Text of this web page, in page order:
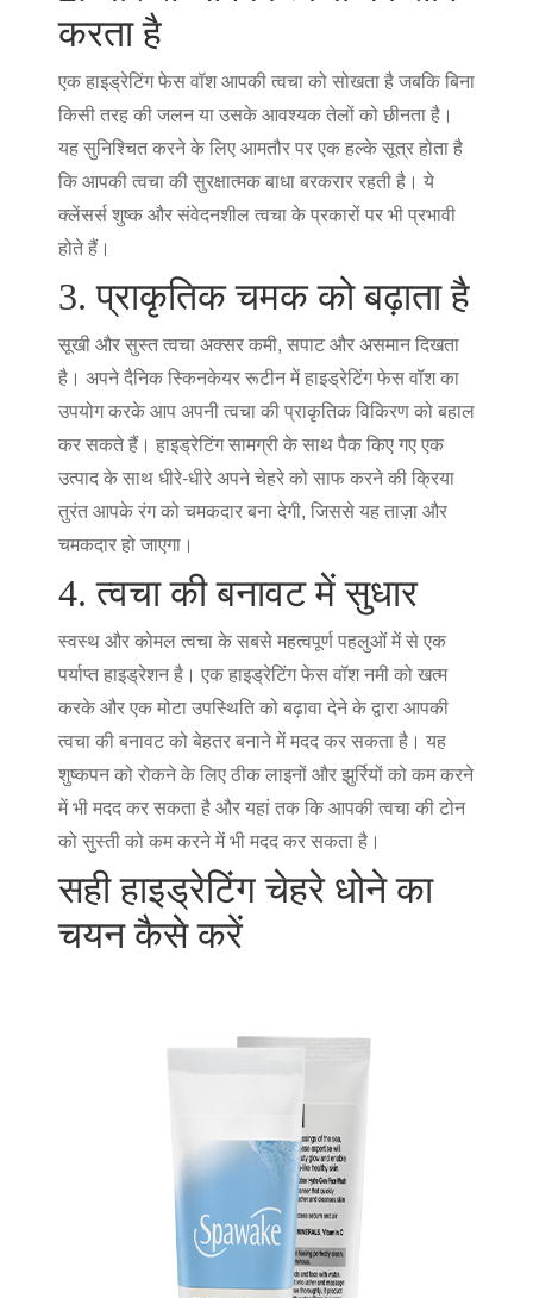
करता है
एक हाइड्रेटिंग फेस वॉश आपकी त्वचा को सोखता है जबकि बिना
किसी तरह की जलन या उसके आवश्यक तेलों को छीनता है।
यह सुनिश्चित करने के लिए आमतौर पर एक हल्के सूत्र होता है
कि आपकी त्वचा की सुरक्षात्मक बाधा बरकरार रहती है। ये
क्लेंसर्स शुष्क और संवेदनशील त्वचा के प्रकारों पर भी प्रभावी
होते हैं।
3. प्राकृतिक चमक को बढ़ाता है
सूखी और सुस्त त्वचा अक्सर कमी, सपाट और असमान दिखता
है। अपने दैनिक स्किनकेयर रूटीन में हाइड्रेटिंग फेस वॉश का
उपयोग करके आप अपनी त्वचा की प्राकृतिक विकिरण को बहाल
कर सकते हैं। हाइड्रेटिंग सामग्री के साथ पैक किए गए एक
उत्पाद के साथ धीरे-धीरे अपने चेहरे को साफ करने की क्रिया
तुरंत आपके रंग को चमकदार बना देगी, जिससे यह ताज़ा और
चमकदार हो जाएगा।
4. त्वचा की बनावट में सुधार
स्वस्थ और कोमल त्वचा के सबसे महत्वपूर्ण पहलुओं में से एक
पर्याप्त हाइड्रेशन है। एक हाइड्रेटिंग फेस वॉश नमी को खत्म
करके और एक मोटा उपस्थिति को बढ़ावा देने के द्वारा आपकी
त्वचा की बनावट को बेहतर बनाने में मदद कर सकता है। यह
शुष्कपन को रोकने के लिए ठीक लाइनों और झुर्रियों को कम करने
में भी मदद कर सकता है और यहां तक कि आपकी त्वचा की टोन
को सुस्ती को कम करने में भी मदद कर सकता है।
सही हाइड्रेटिंग चेहरे धोने का
चयन कैसे करें